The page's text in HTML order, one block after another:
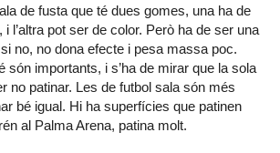
de fusta que té dues gomes, una ha de
l’altra pot ser de color. Però ha de ser una
no, no dona efecte i pesa massa poc.
són importants, i s’ha de mirar que la sola
no patinar. Les de futbol sala són més
bé igual. Hi ha superfícies que patinen
al Palma Arena, patina molt.